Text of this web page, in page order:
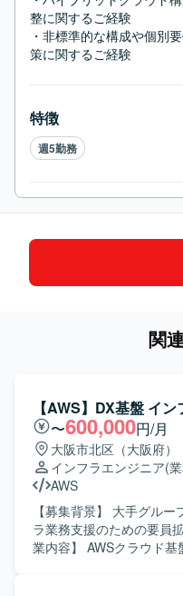
整に関するご経験
・非標準的な構成や個別
策に関するご経験
特徴
週5勤務
関
【AWS】DX基盤 イ
〜600,000円/月
大阪市北区（大阪府）
インフラエンジニア(
AWS
【募集背景】 大手グル
ラ業務支援のための要員拡
業内容】 AWSクラウド